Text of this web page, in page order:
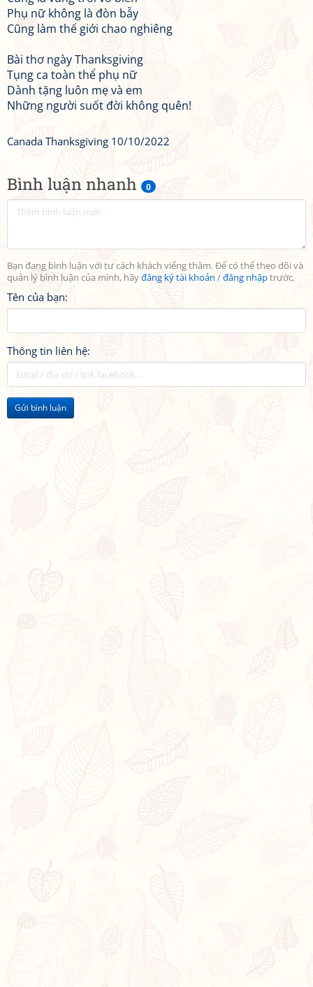
Bình luận nhanh 0
Bạn đang bình luận với tư cách khách viếng thăm. Để có thể theo dõi và
quản lý bình luận của mình, hãyđăng ký tài khoản /đăng nhậptrước.
Tên của bạn:
Thông tin liên hệ:
Gửi bình luận
Phụ nữ không là đòn bẫy
Cũng làm thế giới chao nghiêng
Bài thơ ngày Thanksgiving
Tụng ca toàn thể phụ nữ
Dành tặng luôn mẹ và em
Những người suốt đời không quên!
Canada Thanksgiving 10/10/2022